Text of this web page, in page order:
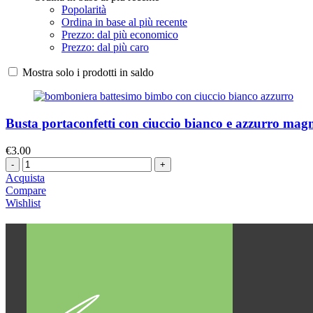
Popolarità
Ordina in base al più recente
Prezzo: dal più economico
Prezzo: dal più caro
Mostra solo i prodotti in saldo
Busta portaconfetti con ciuccio bianco e azzurro
€3.00
Quantità
Acquista
Compare
Wishlist